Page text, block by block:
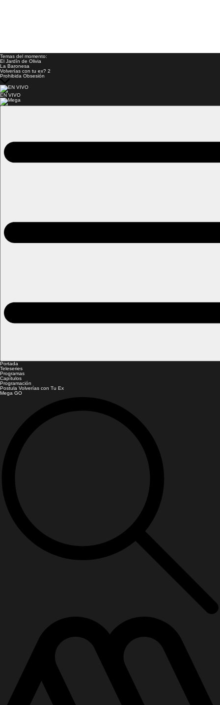
Temas del momento:
El Jardín de Olivia
La Baronesa
Volverías con tu ex? 2
Prohibida Obsesión
EN VIVO
Portada
Teleseries
Programas
Capítulos
Programación
Postula Volverías con Tu Ex
Mega GO